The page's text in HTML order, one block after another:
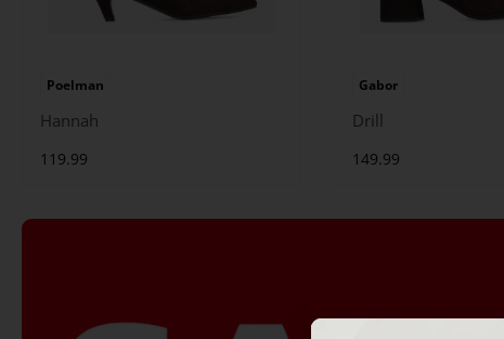
Poelman
Hannah
119.99
Gabor
Drill
149.99